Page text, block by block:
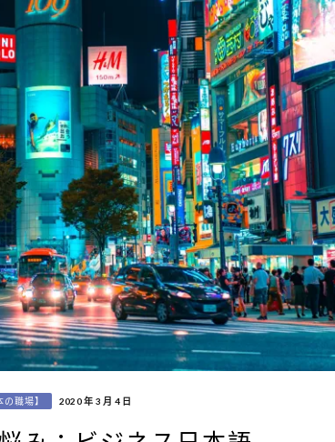
の職場】 2020 年 3 月 4 日